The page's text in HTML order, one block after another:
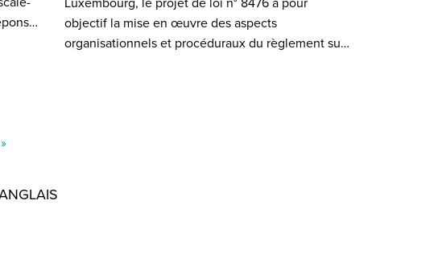
objectif la mise en œuvre des aspects
organisationnels et procéduraux du règlement su…